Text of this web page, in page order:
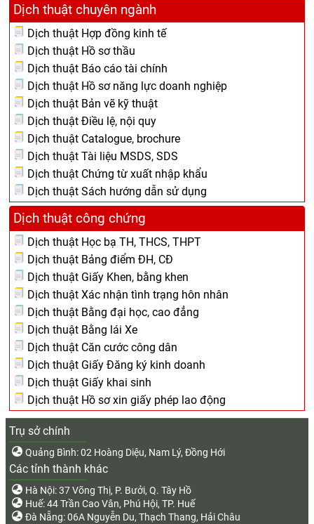
Dịch thuật chuyên ngành
Dịch thuật Hợp đồng kinh tế
Dịch thuật Hồ sơ thầu
Dịch thuật Báo cáo tài chính
Dịch thuật Hồ sơ năng lực doanh nghiệp
Dịch thuật Bản vẽ kỹ thuật
Dịch thuật Điều lệ, nội quy
Dịch thuật Catalogue, brochure
Dịch thuật Tài liệu MSDS, SDS
Dịch thuật Chứng từ xuất nhập khẩu
Dịch thuật Sách hướng dẫn sử dụng
Dịch thuật công chứng
Dịch thuật Học bạ TH, THCS, THPT
Dịch thuật Bảng điểm ĐH, CĐ
Dịch thuật Giấy Khen, bằng khen
Dịch thuật Xác nhận tình trạng hôn nhân
Dịch thuật Bằng đại học, cao đẳng
Dịch thuật Bằng lái Xe
Dịch thuật Căn cước công dân
Dịch thuật Giấy Đăng ký kinh doanh
Dịch thuật Giấy khai sinh
Dịch thuật Hồ sơ xin giấy phép lao động
Trụ sở chính
Quảng Bình: 02 Hoàng Diệu, Nam Lý, Đồng Hới
Các tỉnh thành khác
Hà Nội: 37 Võng Thị, P. Bưởi, Q. Tây Hồ
Huế: 44 Trần Cao Vân, Phú Hội, TP. Huế
Đà Nẵng: 06A Nguyễn Du, Thạch Thang, Hải Châu